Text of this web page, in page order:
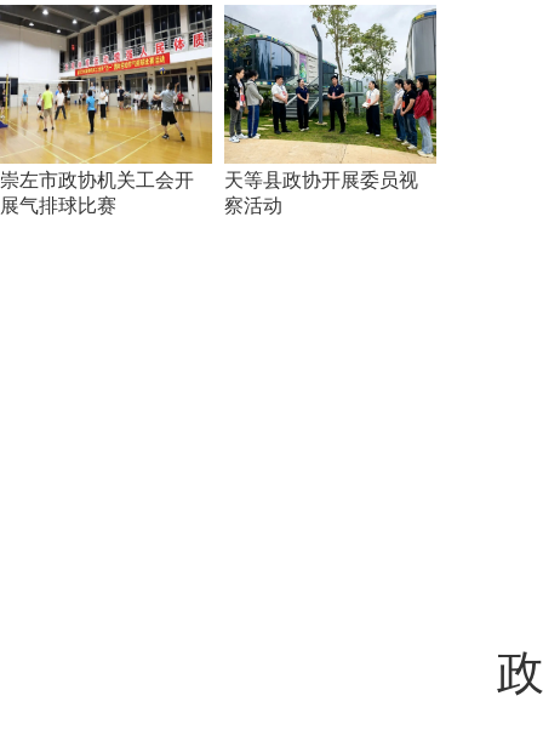
崇左市政协机关工会开
展气排球比赛
天等县政协开展委员视
察活动